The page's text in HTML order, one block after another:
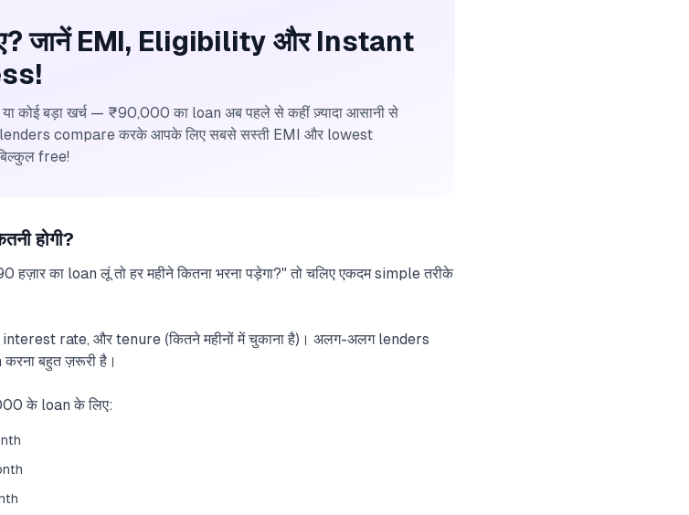
जानें EMI, Eligibility और Instant
कोई बड़ा खर्च — ₹90,000 का loan अब पहले से कहीं ज़्यादा आसानी से
lenders compare करके आपके लिए सबसे सस्ती EMI और lowest
free!
होगी?
हज़ार का loan लूं तो हर महीने कितना भरना पड़ेगा?" तो चलिए एकदम simple तरीके
rate, और tenure (कितने महीनों में चुकाना है)। अलग-अलग lenders
बहुत ज़रूरी है।
के loan के लिए: